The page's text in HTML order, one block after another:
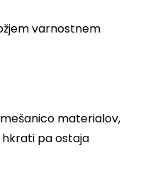
varnostnem
materialov,
hkrati pa ostaja